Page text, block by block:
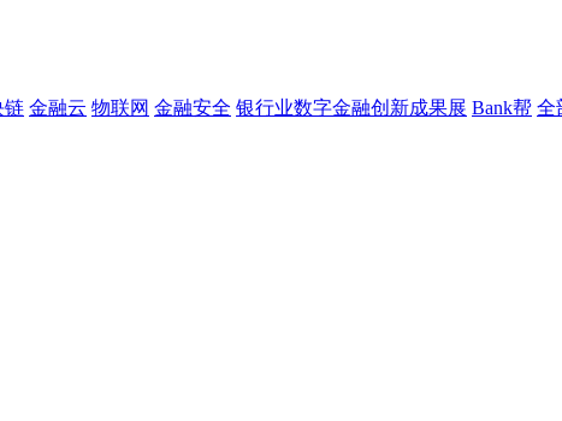
链 金融云 物联网 金融安全 银行业数字金融创新成果展 Bank帮 全